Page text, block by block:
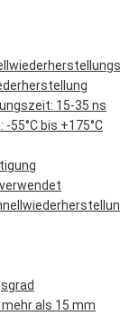
15-35 ns
bis +175°C
als 15 mm